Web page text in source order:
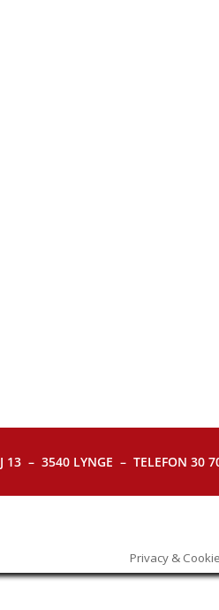
13 – 3540 LYNGE – TELEFON 30
Privacy &